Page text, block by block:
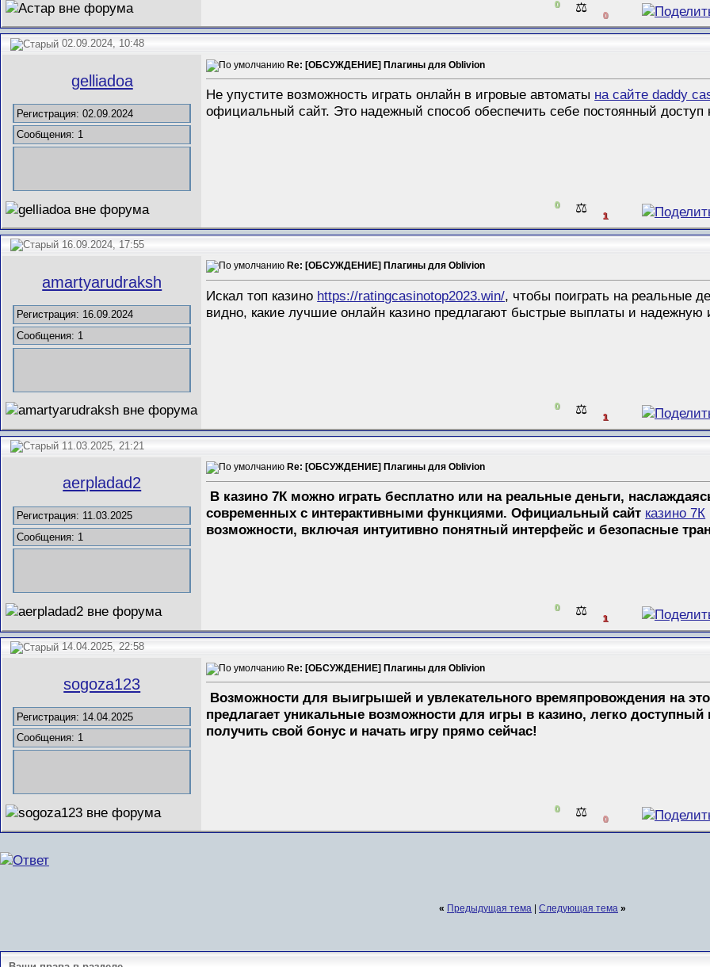
0 ⚖️ 0
02.09.2024, 10:48
gelliadoa
Регистрация: 02.09.2024
Сообщения: 1
Re: [ОБСУЖДЕНИЕ] Плагины для Oblivion
Не упустите возможность играть онлайн в игровые автоматы на сайте daddy
официальный сайт. Это надежный способ обеспечить себе постоянный
0 ⚖️ 1
16.09.2024, 17:55
amartyarudraksh
Регистрация: 16.09.2024
Сообщения: 1
Re: [ОБСУЖДЕНИЕ] Плагины для Oblivion
Искал топ казино https://ratingcasinotop2023.win/, чтобы поиграть на реальные
видно, какие лучшие онлайн казино предлагают быстрые выплаты и надежную
0 ⚖️ 1
11.03.2025, 21:21
aerpladad2
Регистрация: 11.03.2025
Сообщения: 1
Re: [ОБСУЖДЕНИЕ] Плагины для Oblivion
В казино 7К можно играть бесплатно или на реальные деньги,
современных с интерактивными функциями. Официальный сайт казино 7К
возможности, включая интуитивно понятный интерфейс и безопасные
0 ⚖️ 1
14.04.2025, 22:58
sogoza123
Регистрация: 14.04.2025
Сообщения: 1
Re: [ОБСУЖДЕНИЕ] Плагины для Oblivion
Возможности для выигрышей и увлекательного времяпровождения на
предлагает уникальные возможности для игры в казино, легко доступный
получить свой бонус и начать игру прямо сейчас!
0 ⚖️ 0
« Предыдущая тема Следующая тема »